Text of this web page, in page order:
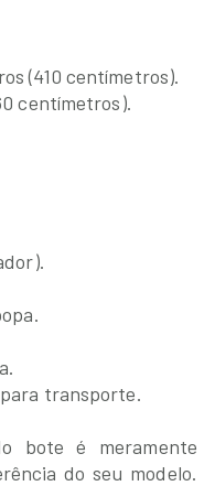
(410 centímetros).
centímetros).
transporte.
bote é meramente
do seu modelo.